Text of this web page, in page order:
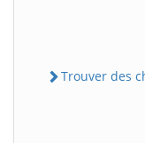
Trouver des